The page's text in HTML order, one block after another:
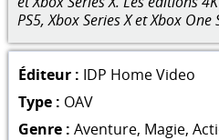
PS5, Xbox Series X et Xbox One
Éditeur : IDP Home Video
Type : OAV
Genre : Aventure, Magie,